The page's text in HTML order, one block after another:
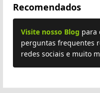
Recomendados
Visite nosso Blog para
perguntas frequentes
redes sociais e muito